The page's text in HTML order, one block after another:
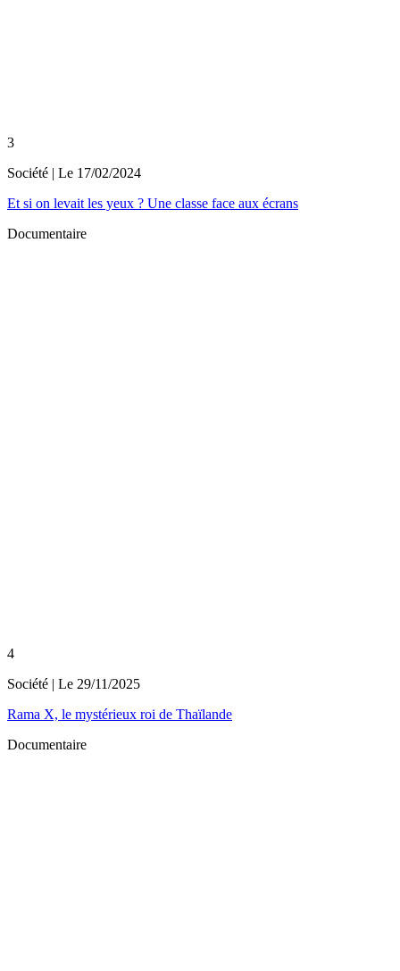
3
Société | Le 17/02/2024
Et si on levait les yeux ? Une classe face aux écrans
Documentaire
4
Société | Le 29/11/2025
Rama X, le mystérieux roi de Thaïlande
Documentaire